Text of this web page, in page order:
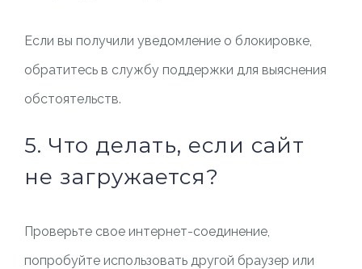
Если вы получили уведомление о блокировке,
обратитесь в службу поддержки для выяснения
обстоятельств.
5. Что делать, если сайт
не загружается?
Проверьте свое интернет-соединение,
попробуйте использовать другой браузер или